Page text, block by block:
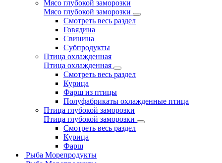
Мясо глубокой заморозки
Мясо глубокой заморозки
Смотреть весь раздел
Говядина
Свинина
Субпродукты
Птица охлажденная
Птица охлажденная
Смотреть весь раздел
Курица
Фарш из птицы
Полуфабрикаты охлажденные птица
Птица глубокой заморозки
Птица глубокой заморозки
Смотреть весь раздел
Курица
Фарш
Рыба Морепродукты